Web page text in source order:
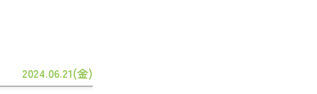
2024.06.21(金)